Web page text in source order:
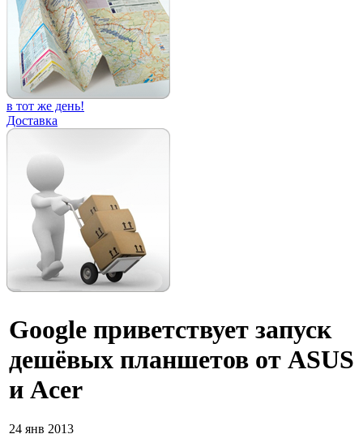
в тот же день!
Доставка
Google приветствует запуск
дешёвых планшетов от ASUS
и Acer
24 янв 2013